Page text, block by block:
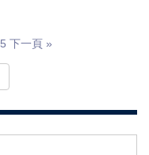
5 下一頁 »